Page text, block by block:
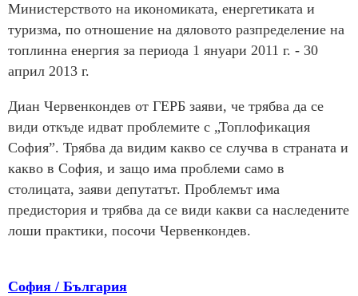
Министерството на икономиката, енергетиката и
туризма, по отношение на дяловото разпределение на
топлинна енергия за периода 1 януари 2011 г. - 30
април 2013 г.
Диан Червенкондев от ГЕРБ заяви, че трябва да се
види откъде идват проблемите с „Топлофикация
София”. Трябва да видим какво се случва в страната и
какво в София, и защо има проблеми само в
столицата, заяви депутатът. Проблемът има
предистория и трябва да се види какви са наследените
лоши практики, посочи Червенкондев.
София / България